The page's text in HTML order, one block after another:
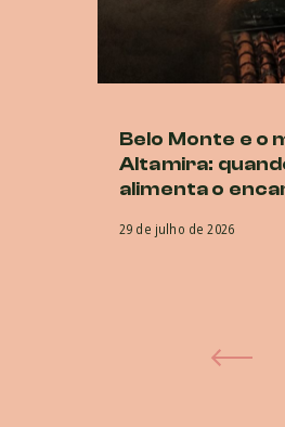
Belo Monte e o
Altamira:
alimenta o
29 de julho de 2026